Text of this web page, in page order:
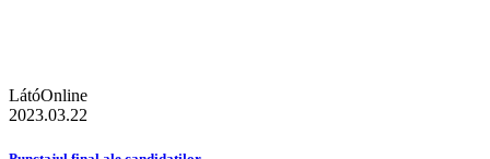
LátóOnline
2023.03.22